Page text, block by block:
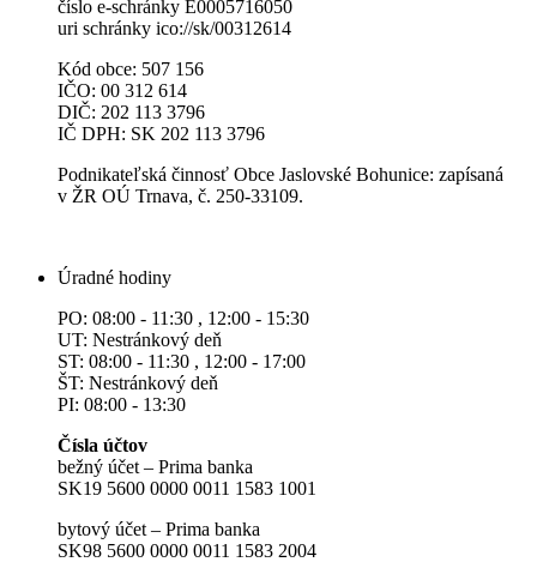
číslo e-schránky E0005716050
uri schránky ico://sk/00312614
Kód obce: 507 156
IČO: 00 312 614
DIČ: 202 113 3796
IČ DPH: SK 202 113 3796
Podnikateľská činnosť Obce Jaslovské Bohunice: zapísaná
v ŽR OÚ Trnava, č. 250-33109.
Úradné hodiny
PO: 08:00 - 11:30 , 12:00 - 15:30
UT: Nestránkový deň
ST: 08:00 - 11:30 , 12:00 - 17:00
ŠT: Nestránkový deň
PI: 08:00 - 13:30
Čísla účtov
bežný účet – Prima banka
SK19 5600 0000 0011 1583 1001
bytový účet – Prima banka
SK98 5600 0000 0011 1583 2004